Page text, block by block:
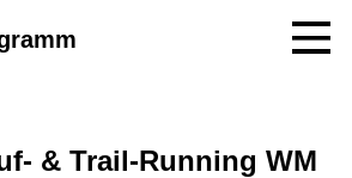
& Trail-Running WM